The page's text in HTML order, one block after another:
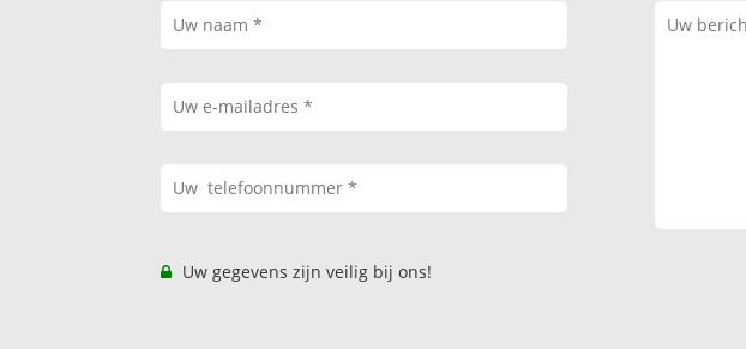
Uw gegevens zijn veilig bij ons!